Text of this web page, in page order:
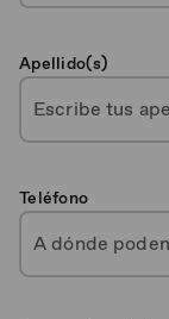
Apellido(s)
Teléfono